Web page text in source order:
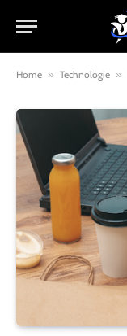
Home » Technologie »